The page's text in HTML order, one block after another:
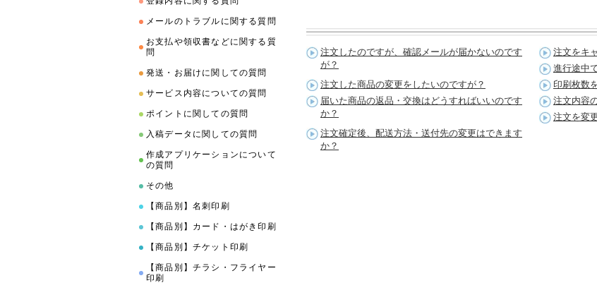
注文したのですが、確認メールが届かないのです
が？
注文をキ
進行途中
注文した商品の変更をしたいのですが？
印刷枚数
届いた商品の返品・交換はどうすればいいのです
か？
注文内容
注文を変
注文確定後、配送方法・送付先の変更はできます
か？
メールのトラブルに関する質問
お支払や領収書などに関する質
問
発送・お届けに関しての質問
サービス内容についての質問
ポイントに関しての質問
入稿データに関しての質問
作成アプリケーションについて
の質問
その他
【商品別】名刺印刷
【商品別】カード・はがき印刷
【商品別】チケット印刷
【商品別】チラシ・フライヤー
印刷